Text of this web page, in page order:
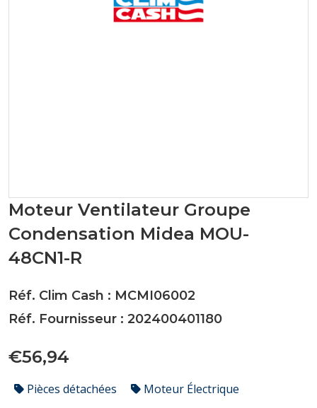
Moteur Ventilateur Groupe
Condensation Midea MOU-
48CN1-R
Réf. Clim Cash : MCMI06002
Réf. Fournisseur : 202400401180
€56,94
Pièces détachées Moteur Électrique